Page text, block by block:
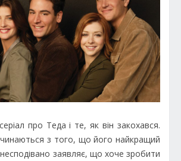
про Теда і те, як він закохався.
з того, що його найкращий
заявляє, що хоче зробити